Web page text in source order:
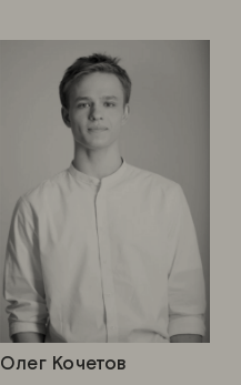
Олег Кочетов